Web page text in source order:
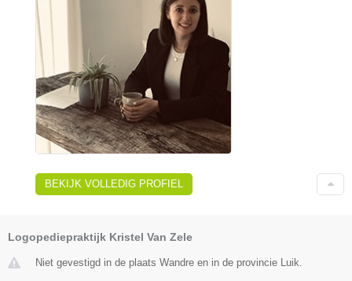
BEKIJK VOLLEDIG PROFIEL
Logopediepraktijk Kristel Van Zele
Niet gevestigd in de plaats Wandre en in de provincie Luik.